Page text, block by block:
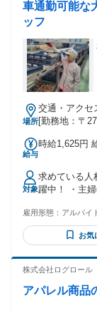
アップにもお
車通勤可能な
ッフ
場所
交通・アク
転車通勤OK
[勤務地：〒
給与
時給1,625円 給与
22:00～2:00
す！ （11:00
ください！）
OK ・通勤手
対象
求めている人
躍中！ ・主
働きたい ・
好き ・空い
★近隣の利根
同ポジションへ
年齢の条件と
雇用形態： アルバイ
お気
株式会社ログロー
アパレル商品